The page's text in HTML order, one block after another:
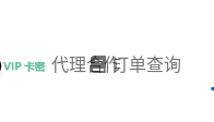
代理合作订单查询